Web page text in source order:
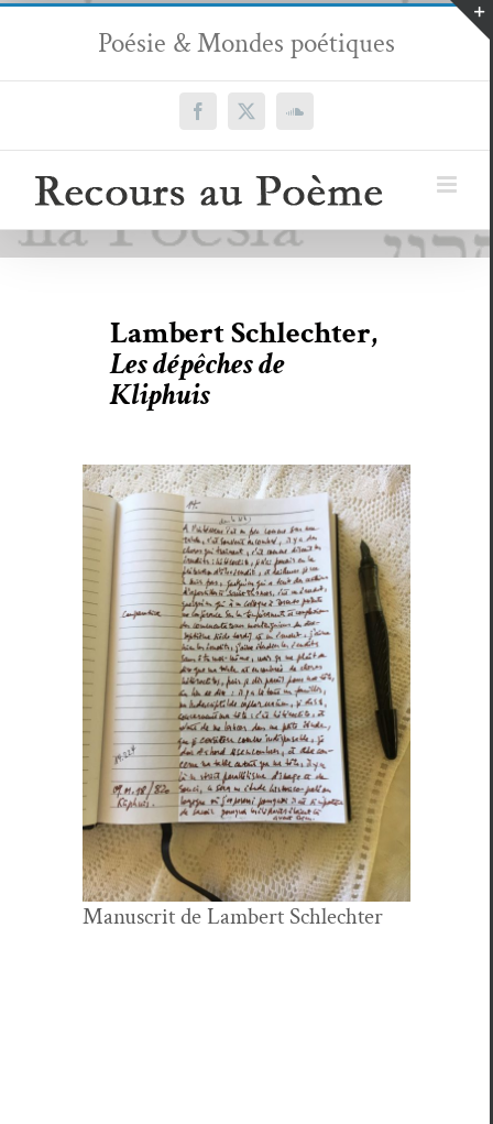
Passer
contenu
Poésie & Mondes poétiques
Facebook
X SoundCloud
Lambert Schlechter,
Les dépêches de
Kliphuis
Man­u­scrit de Lam­bert Schlechter